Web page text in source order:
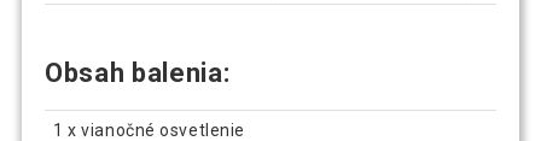
Obsah balenia:
1 x vianočné osvetlenie